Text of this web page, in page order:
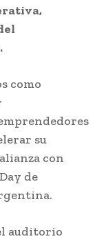
como
su
con
de
auditorio